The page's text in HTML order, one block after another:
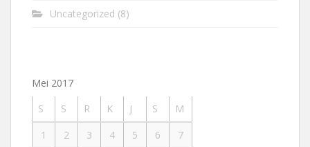
Uncategorized (8)
Mei 2017
S
S R K J S
M
1
2 3 4 5 6
7